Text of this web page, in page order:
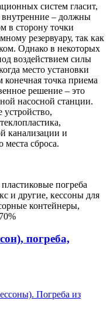
систем гласит,
– должны
в сторону точки
резервуару, так как
Однако в некоторых
воздействием силы
место установки
конечная точка приема
решение – это
насосной станции.
канализации и
места сброса.
погреба
и другие, кессоны для
контейнеры,
погреба,
Погреба из